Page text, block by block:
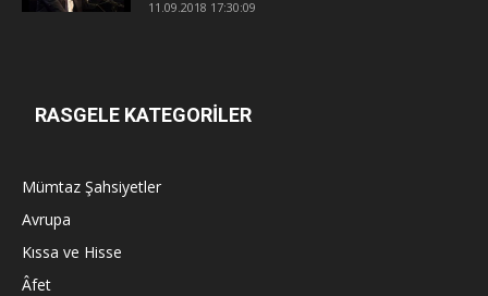
11.09.2018 17:30:09
RASGELE KATEGORİLER
Mümtaz Şahsiyetler
Avrupa
Kıssa ve Hisse
Âfet